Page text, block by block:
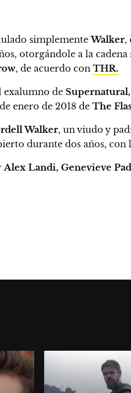
simplementeWalker,
, otorgándole a la
, de acuerdo con THR.
exalumno de
enero de 2018 de The
Walker, un viudo y
durante dos años,
Alex Landi, Genevieve